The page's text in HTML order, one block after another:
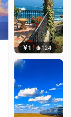
￥1 124 叮叮